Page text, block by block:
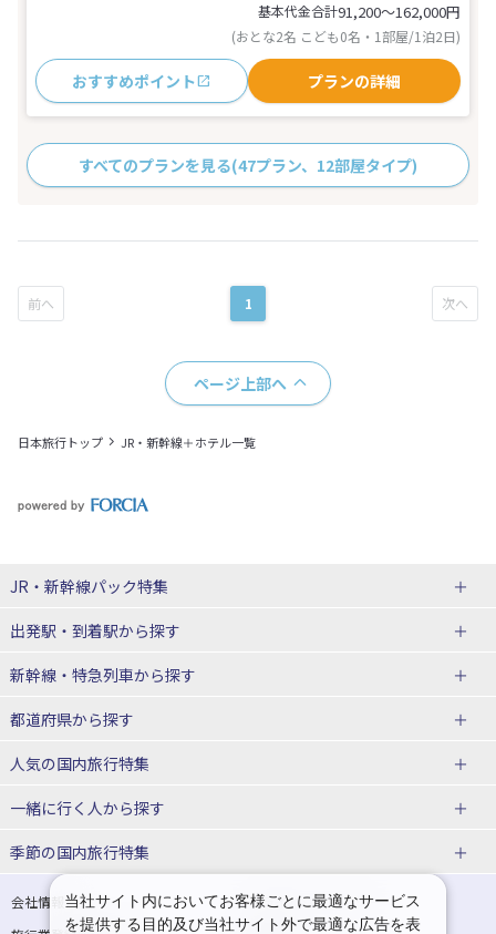
基本代金合計91,200〜162,000円
(おとな2名 こども0名・1部屋/1泊2日)
おすすめポイント プランの詳細
すべてのプランを見る(47プラン、12部屋タイプ)
1
ページ上部へ
日本旅行トップ JR・新幹線＋ホテル一覧
JR・新幹線パック特集
JR・新幹線＋ホテルパック
出張パック
出発駅・到着駅から探す
秋田⇔東京 新幹線パック
仙台→東京 新幹線パック
富山⇔東京 新幹線パック
東京→仙台 新幹線パック
東京→金沢 新幹線パック
東京⇔軽井沢 新幹線パック 東京→長野 新幹線パック
新幹線・特急列車から探す
北海道新幹線 旅行
山形新幹線 旅行
東海道新幹線 旅行
上越新幹線 旅行
九州新幹線 旅行 西九州新幹線 旅行
都道府県から探す
北海道旅行・ツアー
東北
青森旅行・ツアー 岩手旅行・ツアー
人気の国内旅行特集
東京ディズニーリゾート®への旅
ユニバーサル・スタジオ・ジャパ
温泉旅行 日帰り旅行
一緒に行く人から探す
一人旅 国内版
カップル・夫婦旅行 国内版 女子旅 国内版
季節の国内旅行特集
桜・お花見特集
ゴールデンウィーク（GW）の国内
旅行
会社情報
プライバシーポリシー
当社サイト内においてお客様ごとに最適なサービス
を提供する目的及び当社サイト外で最適な広告を表